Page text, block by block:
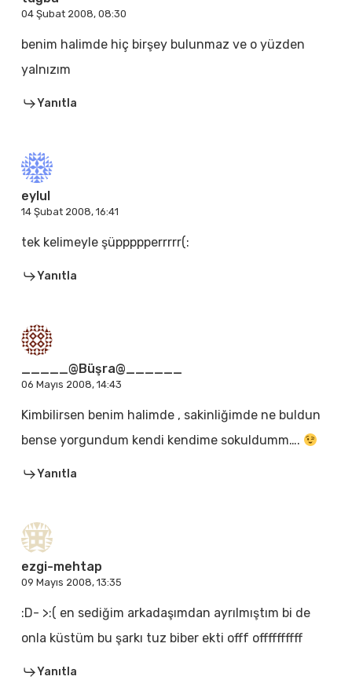
04 Şubat 2008, 08:30
benim halimde hiç birşey bulunmaz ve o yüzden
yalnızım
Yanıtla
eylul
14 Şubat 2008, 16:41
tek kelimeyle şüppppperrrrr(:
Yanıtla
_____@Büşra@______
06 Mayıs 2008, 14:43
Kimbilirsen benim halimde , sakinliğimde ne buldun
bense yorgundum kendi kendime sokuldumm….
Yanıtla
ezgi-mehtap
09 Mayıs 2008, 13:35
:D- >:( en sediğim arkadaşımdan ayrılmıştım bi de
onla küstüm bu şarkı tuz biber ekti offf offffffffff
Yanıtla